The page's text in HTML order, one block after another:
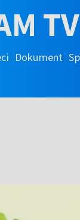
TV
Dokument